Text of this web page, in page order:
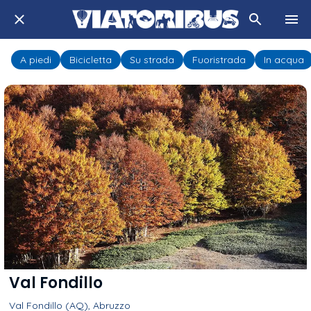
A piedi Bicicletta Su strada Fuoristrada In acqua
Val Fondillo (AQ), Abruzzo
Val Fondillo